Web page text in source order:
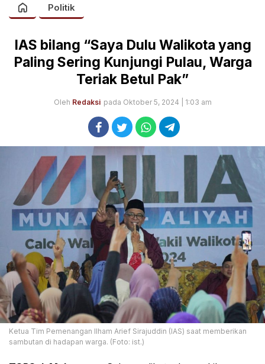
Politik
IAS bilang “Saya Dulu Walikota yang
Paling Sering Kunjungi Pulau, Warga
Teriak Betul Pak”
Oleh Redaksi pada Oktober 5, 2024 | 1:03 am
Ketua Tim Pemenangan Ilham Arief Sirajuddin (IAS) saat memberikan
sambutan di hadapan warga. (Foto: ist.)